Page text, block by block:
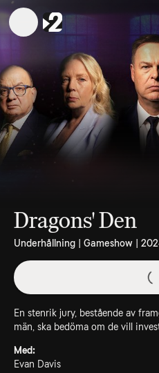
Dragons' Den
Underhållning | Gameshow |
En stenrik jury, bestående av
män, ska bedöma om de vill
Med:
Evan Davis